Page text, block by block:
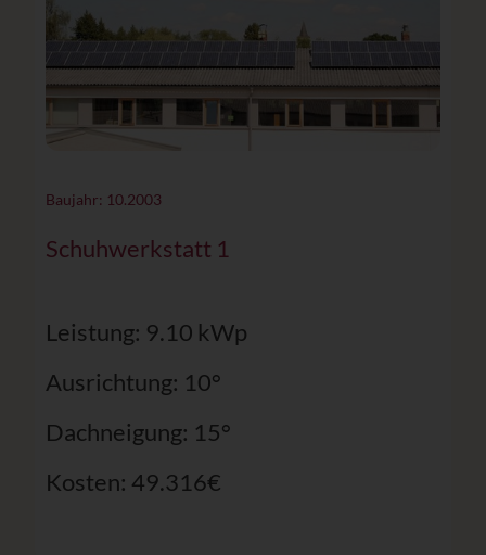
Baujahr: 10.2003
Schuhwerkstatt 1
Leistung: 9.10 kWp
Ausrichtung: 10°
Dachneigung: 15°
Kosten: 49.316€